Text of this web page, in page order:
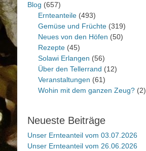
Blog (657)
Ernteanteile (493)
Gemüse und Früchte (319)
Neues von den Höfen (50)
Rezepte (45)
Solawi Erlangen (56)
Über den Tellerrand (12)
Veranstaltungen (61)
Wohin mit dem ganzen Zeug? (2)
Neueste Beiträge
Unser Ernteanteil vom 03.07.2026
Unser Ernteanteil vom 26.06.2026